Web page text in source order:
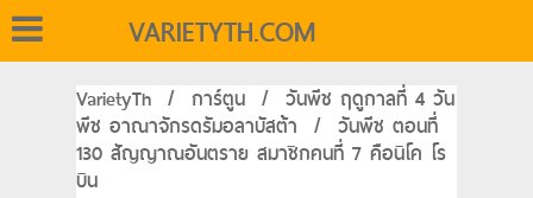
VARIETYTH.COM
VarietyTh / การ์ตูน / วันพีช ฤดูกาลที่ 4 วัน
พีช อาณาจักรดรัมอลาบัสต้า / วันพีช ตอนที่
130 สัญญาณอันตราย สมาชิกคนที่ 7 คือนิโค โร
บิน